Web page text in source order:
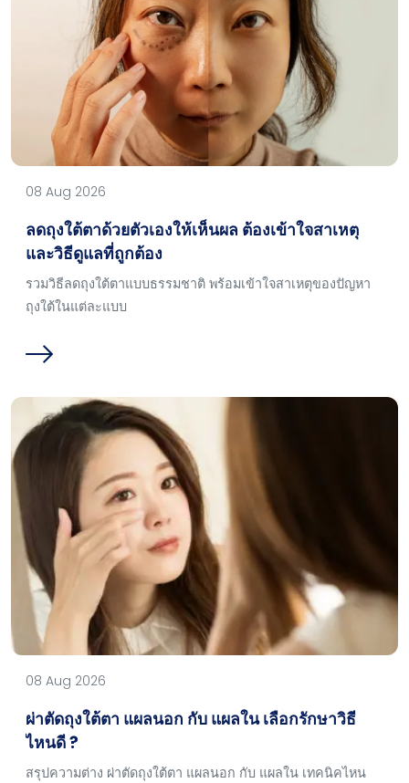
08 Aug 2026
ลดถุงใต้ตาด้วยตัวเองให้เห็นผล ต้องเข้าใจสาเหตุ
และวิธีดูแลที่ถูกต้อง
รวมวิธีลดถุงใต้ตาแบบธรรมชาติ พร้อมเข้าใจสาเหตุของปัญหา
ถุงใต้ในแต่ละแบบ
08 Aug 2026
ผ่าตัดถุงใต้ตา แผลนอก กับ แผลใน เลือกรักษาวิธี
ไหนดี ?
สรุปความต่าง ผ่าตัดถุงใต้ตา แผลนอก กับ แผลใน เทคนิคไหน